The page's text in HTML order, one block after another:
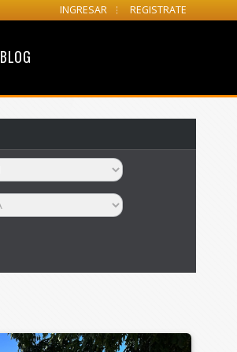
INGRESAR REGISTRATE
BLOG